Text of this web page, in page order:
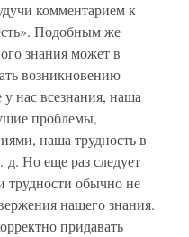
комментарием к
Подобным же
знания может в
возникновению
у нас всезнания, наша
проблемы,
наша трудность в
д. Но еще раз следует
трудности обычно не
нашего знания.
придавать